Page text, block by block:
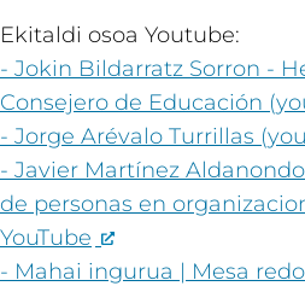
Ekitaldi osoa Youtube:
- Jokin Bildarratz Sorron -
Consejero de Educación
- Jorge Arévalo Turrillas
- Javier Martínez
de personas en
YouTube
- Mahai ingurua | Mesa